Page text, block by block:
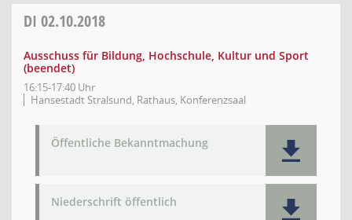
DI 02.10.2018
Ausschuss für Bildung, Hochschule, Kultur und Sport
(beendet)
16:15-17:40 Uhr
Hansestadt Stralsund, Rathaus, Konferenzsaal
Öffentliche Bekanntmachung
Niederschrift öffentlich